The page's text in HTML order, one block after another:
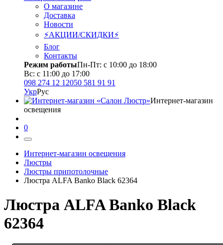
О магазине
Доставка
Новости
⚡АКЦИИ/СКИДКИ⚡
Блог
Контакты
Режим работыПн-Пт: с 10:00 до 18:00
Вс: с 11:00 до 17:00
098 274 12 12050 581 91 91
УкрРус
Интернет-магазин
освещения
0
Интернет-магазин освещения
Люстры
Люстры припотолочные
Люстра ALFA Banko Black 62364
Люстра ALFA Banko Black
62364